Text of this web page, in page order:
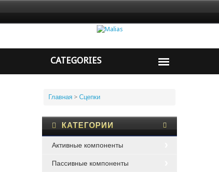
Главная > Сцепки
КАТЕГОРИИ
Активные компоненты
Пассивные компоненты